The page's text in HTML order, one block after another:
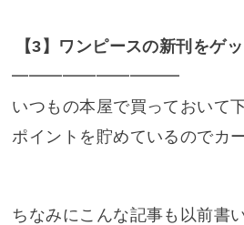
【3】ワンピースの新刊をゲッ
━━━━━━━━━━
いつもの本屋で買っておいて下
ポイントを貯めているのでカ
ちなみにこんな記事も以前書